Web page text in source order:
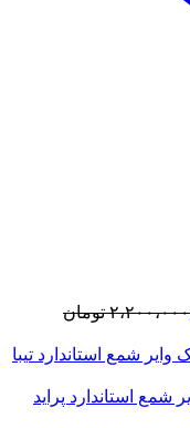
۲،۲۰۰،۰۰۰ تومان
وایر شمع استاندارد تیبا
شمع استاندارد پراید